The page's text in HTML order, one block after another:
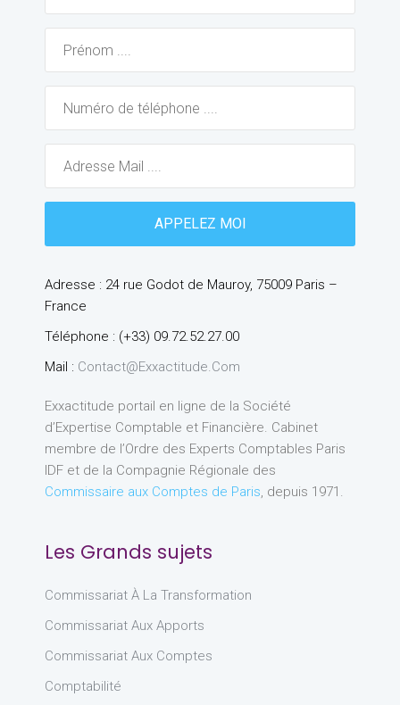
Adresse : 24 rue Godot de Mauroy, 75009 Paris –
France
Téléphone : (+33) 09.72.52.27.00
Mail : Contact@exxactitude.com
Exxactitude portail en ligne de la Société
d’Expertise Comptable et Financière. Cabinet
membre de l’Ordre des Experts Comptables Paris
IDF et de la Compagnie Régionale des
Commissaire aux Comptes de Paris, depuis 1971.
Les Grands sujets
Commissariat À La Transformation
Commissariat Aux Apports
Commissariat Aux Comptes
Comptabilité